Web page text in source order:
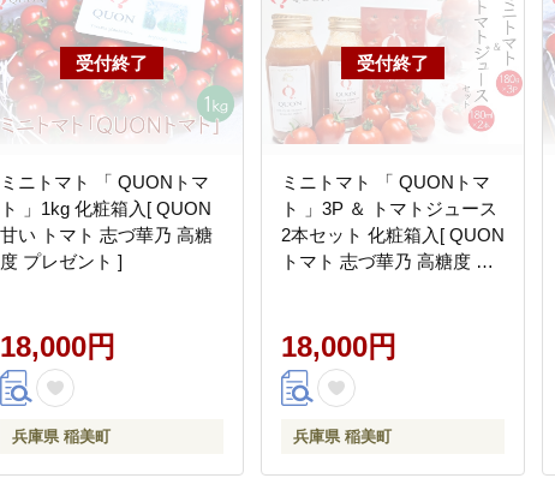
ミニトマト 「 QUONトマ
ト 」1kg 化粧箱入[ QUON
甘い トマト 志づ華乃 高糖
度 プレゼント ]
18,000円
兵庫県 稲美町
ミニトマト 「 QUONトマ
ト 」3P ＆ トマトジュース
2本セット 化粧箱入[ QUON
トマト 志づ華乃 高糖度 野
18,000円
兵庫県 稲美町